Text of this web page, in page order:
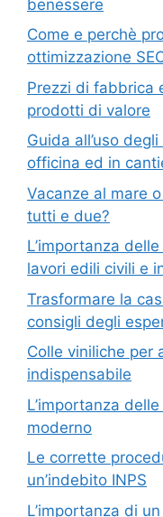
benessere
Come e perchè
ottimizzazione
Prezzi di fabbrica
prodotti di valore
Guida all’uso
officina ed in
Vacanze al mare
tutti e due?
L’importanza
lavori edili civili e
Trasformare la
consigli degli
Colle viniliche per
indispensabile
L’importanza
moderno
Le corrette
un’indebito INPS
L’importanza di